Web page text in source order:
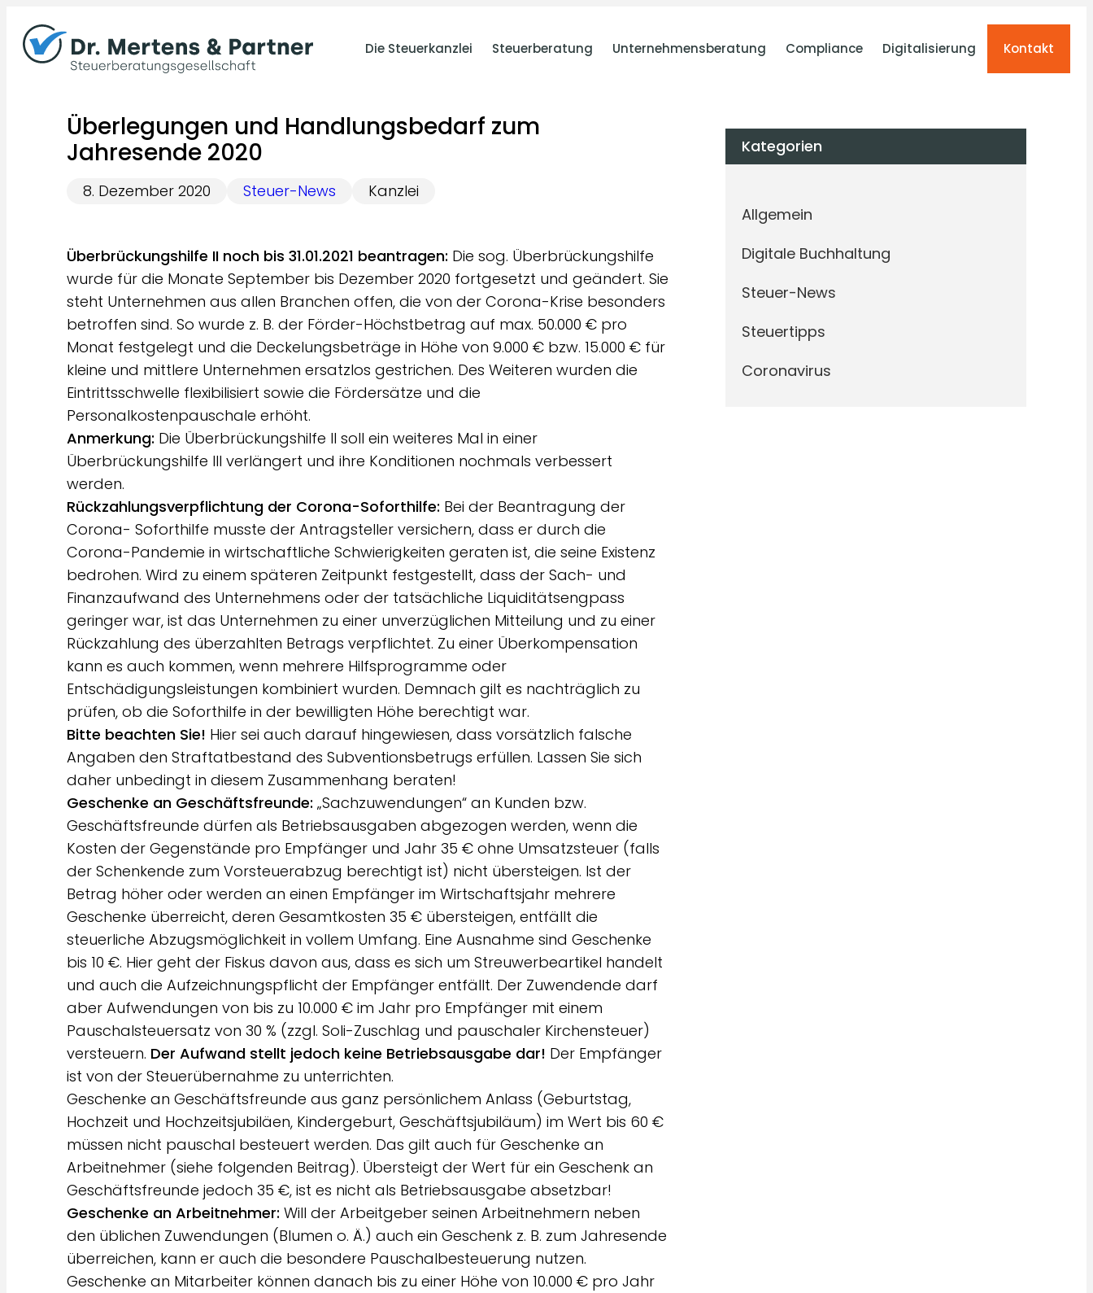
Inhalt
springen
Die Steuerkanzlei Steuerberatung Unternehmensberatung Compliance Digitalisierung Kontakt
Überlegungen und Handlungsbedarf zum
Jahresende 2020
8. Dezember 2020 Steuer-News Kanzlei
Überbrückungshilfe II noch bis 31.01.2021 beantragen: Die sog. Überbrückungshilfe
wurde für die Monate September bis Dezember 2020 fortgesetzt und geändert. Sie
steht Unternehmen aus allen Branchen offen, die von der Corona-Krise besonders
betroffen sind. So wurde z. B. der Förder-Höchstbetrag auf max. 50.000 € pro
Monat festgelegt und die Deckelungsbeträge in Höhe von 9.000 € bzw. 15.000 € für
kleine und mittlere Unternehmen ersatzlos gestrichen. Des Weiteren wurden die
Eintrittsschwelle flexibilisiert sowie die Fördersätze und die
Personalkostenpauschale erhöht.
Anmerkung: Die Überbrückungshilfe II soll ein weiteres Mal in einer
Überbrückungshilfe III verlängert und ihre Konditionen nochmals verbessert
werden.
Rückzahlungsverpflichtung der Corona-Soforthilfe: Bei der Beantragung der
Corona- Soforthilfe musste der Antragsteller versichern, dass er durch die
Corona-Pandemie in wirtschaftliche Schwierigkeiten geraten ist, die seine Existenz
bedrohen. Wird zu einem späteren Zeitpunkt festgestellt, dass der Sach- und
Finanzaufwand des Unternehmens oder der tatsächliche Liquiditätsengpass
geringer war, ist das Unternehmen zu einer unverzüglichen Mitteilung und zu einer
Rückzahlung des überzahlten Betrags verpflichtet. Zu einer Überkompensation
kann es auch kommen, wenn mehrere Hilfsprogramme oder
Entschädigungsleistungen kombiniert wurden. Demnach gilt es nachträglich zu
prüfen, ob die Soforthilfe in der bewilligten Höhe berechtigt war.
Bitte beachten Sie! Hier sei auch darauf hingewiesen, dass vorsätzlich falsche
Angaben den Straftatbestand des Subventionsbetrugs erfüllen. Lassen Sie sich
daher unbedingt in diesem Zusammenhang beraten!
Geschenke an Geschäftsfreunde: „Sachzuwendungen“ an Kunden bzw.
Geschäftsfreunde dürfen als Betriebsausgaben abgezogen werden, wenn die
Kosten der Gegenstände pro Empfänger und Jahr 35 € ohne Umsatzsteuer (falls
der Schenkende zum Vorsteuerabzug berechtigt ist) nicht übersteigen. Ist der
Betrag höher oder werden an einen Empfänger im Wirtschaftsjahr mehrere
Geschenke überreicht, deren Gesamtkosten 35 € übersteigen, entfällt die
steuerliche Abzugsmöglichkeit in vollem Umfang. Eine Ausnahme sind Geschenke
bis 10 €. Hier geht der Fiskus davon aus, dass es sich um Streuwerbeartikel handelt
und auch die Aufzeichnungspflicht der Empfänger entfällt. Der Zuwendende darf
aber Aufwendungen von bis zu 10.000 € im Jahr pro Empfänger mit einem
Pauschalsteuersatz von 30 % (zzgl. Soli-Zuschlag und pauschaler Kirchensteuer)
versteuern. Der Aufwand stellt jedoch keine Betriebsausgabe dar! Der Empfänger
ist von der Steuerübernahme zu unterrichten.
Geschenke an Geschäftsfreunde aus ganz persönlichem Anlass (Geburtstag,
Hochzeit und Hochzeitsjubiläen, Kindergeburt, Geschäftsjubiläum) im Wert bis 60 €
müssen nicht pauschal besteuert werden. Das gilt auch für Geschenke an
Arbeitnehmer (siehe folgenden Beitrag). Übersteigt der Wert für ein Geschenk an
Geschäftsfreunde jedoch 35 €, ist es nicht als Betriebsausgabe absetzbar!
Geschenke an Arbeitnehmer: Will der Arbeitgeber seinen Arbeitnehmern neben
den üblichen Zuwendungen (Blumen o. Ä.) auch ein Geschenk z. B. zum Jahresende
überreichen, kann er auch die besondere Pauschalbesteuerung nutzen.
Geschenke an Mitarbeiter können danach bis zu einer Höhe von 10.000 € pro Jahr
Kategorien
Allgemein
Digitale Buchhaltung
Steuer-News
Steuertipps
Coronavirus